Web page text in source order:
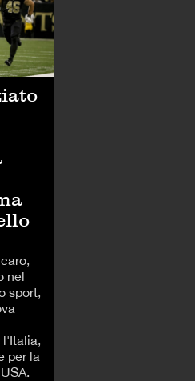
nel
sport,
l'Italia,
per la